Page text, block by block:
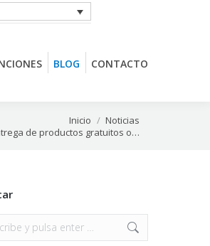
BLOG CONTACTO
Inicio
Noticias
de productos gratuitos o…